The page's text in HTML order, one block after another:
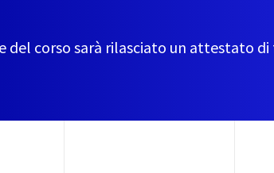
corso sarà rilasciato un attestato di